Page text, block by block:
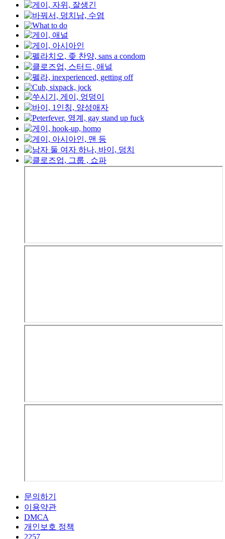
문의하기
이용약관
DMCA
개인보호 정책
2257